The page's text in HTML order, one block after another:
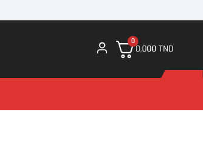
0
0,000TND